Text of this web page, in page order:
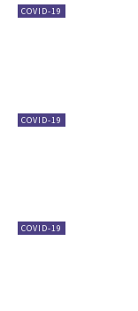
COVID-19
COVID-19
COVID-19